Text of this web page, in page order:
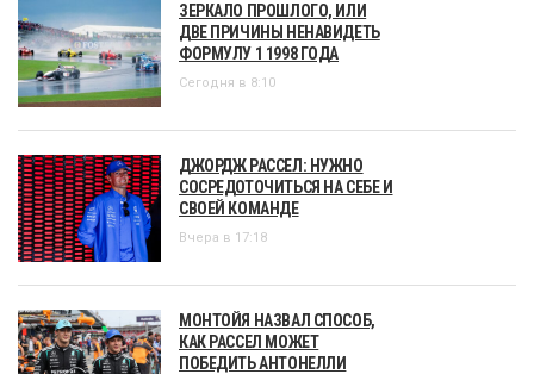
ЗЕРКАЛО ПРОШЛОГО, ИЛИ
ДВЕ ПРИЧИНЫ НЕНАВИДЕТЬ
ФОРМУЛУ 1 1998 ГОДА
Сегодня в 8:10
ДЖОРДЖ РАССЕЛ: НУЖНО
СОСРЕДОТОЧИТЬСЯ НА СЕБЕ И
СВОЕЙ КОМАНДЕ
Вчера в 17:18
МОНТОЙЯ НАЗВАЛ СПОСОБ,
КАК РАССЕЛ МОЖЕТ
ПОБЕДИТЬ АНТОНЕЛЛИ